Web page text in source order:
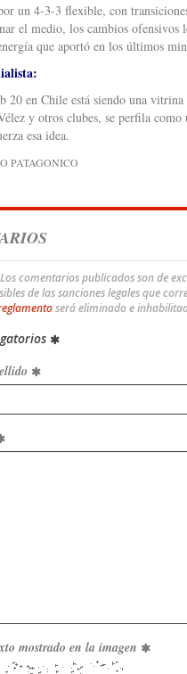
un 4-3-3 flexible, con
el medio, los cambios
que aportó en los últimos
20 en Chile está siendo una
y otros clubes, se perfila
esa idea.
PATAGONICO
Los comentarios publicados son de
de las sanciones legales que
será eliminado e
mostrado en la imagen